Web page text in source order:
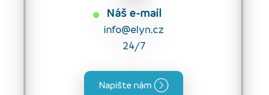
Náš e-mail
info@elyn.cz
24/7
Napište nám